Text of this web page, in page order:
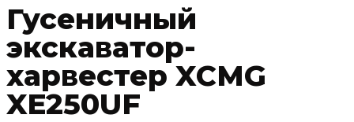
Гусеничный
экскаватор-
харвестер XCMG
XE250UF